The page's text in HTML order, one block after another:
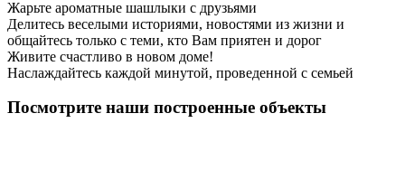
Жарьте ароматные шашлыки с друзьями
Делитесь веселыми историями, новостями из жизни и
общайтесь только с теми, кто Вам приятен и дорог
Живите счастливо в новом доме!
Наслаждайтесь каждой минутой, проведенной с семьей
Посмотрите наши построенные объекты